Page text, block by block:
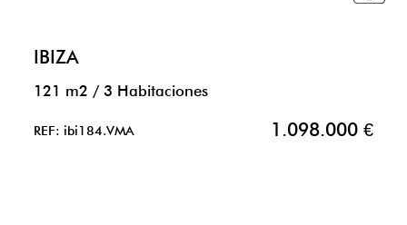
IBIZA
121 m2 / 3 Habitaciones
REF: ibi184.VMA 1.098.000 €